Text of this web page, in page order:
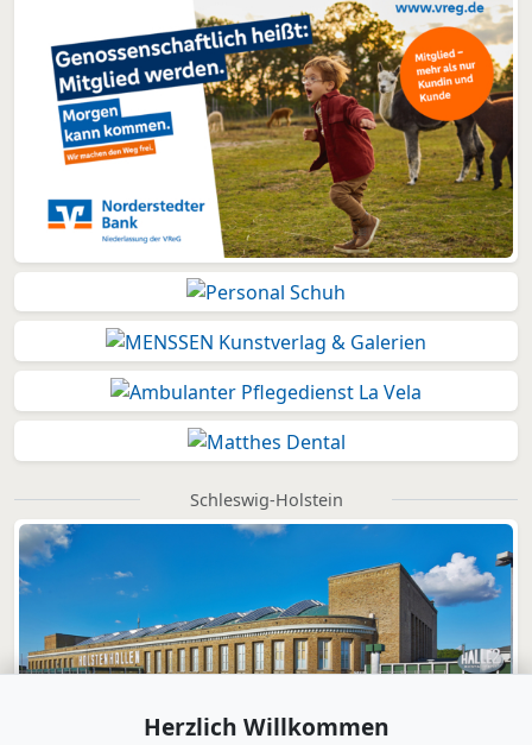
Schleswig-Holstein
Herzlich Willkommen